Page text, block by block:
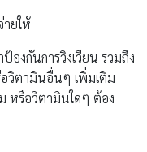
ยให้
งกันการวิงเวียน รวมถึง
วิตามินอื่นๆ เพิ่มเติม
หรือวิตามินใดๆ ต้อง